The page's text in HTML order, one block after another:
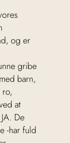
og er
gribe
barn,
at
De
-har fuld